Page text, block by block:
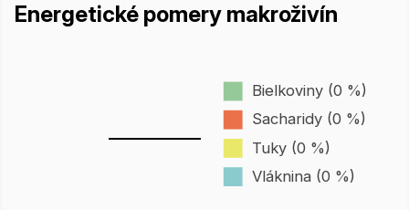
Energetické pomery makroživín
Bielkoviny (0 %)
Sacharidy (0 %)
Tuky (0 %)
Vláknina (0 %)